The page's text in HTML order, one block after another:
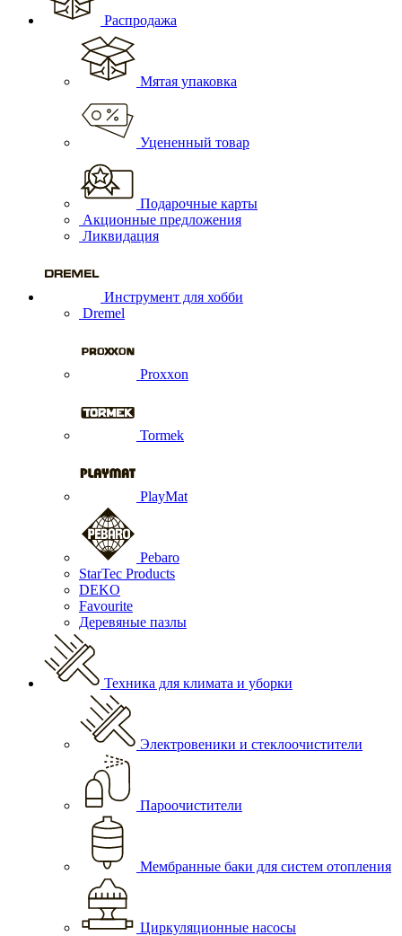
Распродажа
Мятая упаковка
Уцененный товар
Подарочные карты
Акционные предложения
Ликвидация
Инструмент для хобби
Dremel
Proxxon
Tormek
PlayMat
Pebaro
StarTec Products
DEKO
Favourite
Деревяные пазлы
Техника для климата и уборки
Электровеники и стеклоочистители
Пароочистители
Мембранные баки для систем отопления
Циркуляционные насосы